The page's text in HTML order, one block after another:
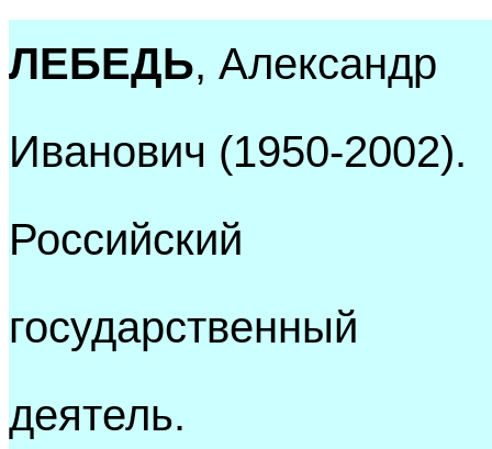
ЛЕБЕДЬ, Александр
Иванович (1950-2002).
Российский
государственный
деятель.